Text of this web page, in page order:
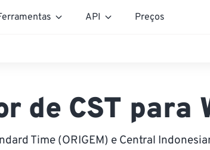
API Preços
de CST para
Time (ORIGEM) e Central